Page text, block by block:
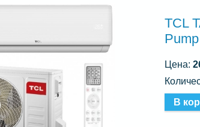
TCL
Цена: